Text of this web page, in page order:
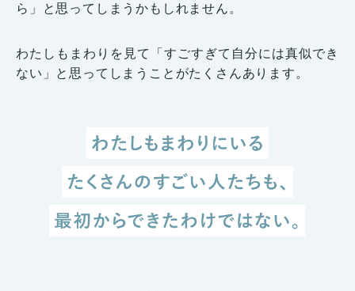
ら」と思ってしまうかもしれません。
わたしもまわりを見て「すごすぎて自分には真似でき
ない」と思ってしまうことがたくさんあります。